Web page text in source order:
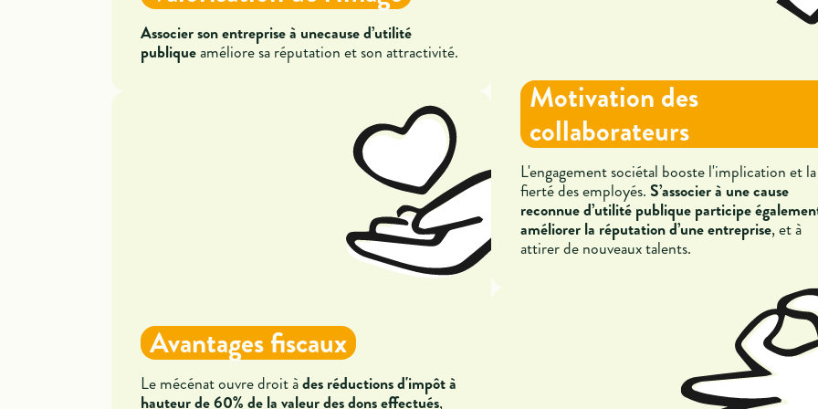
Motivation des
collaborateurs
L'engagement sociétal booste l'implication et la
fierté des employés.S’associer à une cause
reconnue d’utilité publique participe
améliorer la réputation d’une entreprise, et à
attirer de nouveaux talents.
Associer son entreprise à unecause d’utilité
publiqueaméliore sa réputation et son attractivité.
Avantages fiscaux
Le mécénat ouvre droit àdes réductions d'impôt à
hauteur de 60% de la valeur des dons effectués,